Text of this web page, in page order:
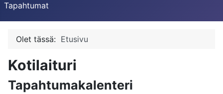
Tapahtumat
Olet tässä: Etusivu
Kotilaituri
Tapahtumakalenteri